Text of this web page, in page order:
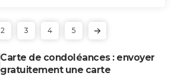
2 3 4 5
Carte de condoléances : envoyer
gratuitement une carte